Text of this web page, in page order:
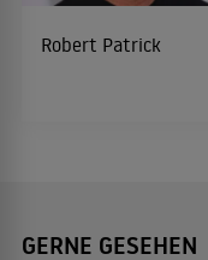
Robert Patrick
GERNE GESEHEN